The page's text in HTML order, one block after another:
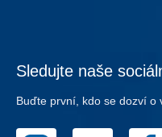
Sledujte naše
Buďte první, kdo se dozví o